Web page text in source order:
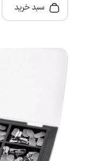
سبد خرید